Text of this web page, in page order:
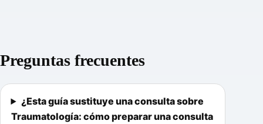
Preguntas frecuentes
¿Esta guía sustituye una consulta sobre
Traumatología: cómo preparar una consulta